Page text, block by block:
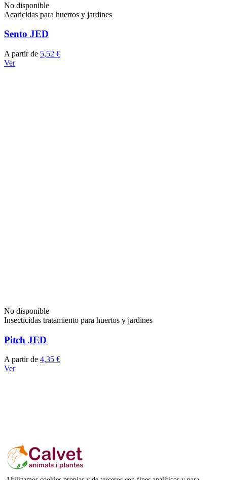
No disponible
Acaricidas para huertos y jardines
Sento JED
A partir de 5,52 €
Ver
No disponible
Insecticidas tratamiento para huertos y jardines
Pitch JED
A partir de 4,35 €
Ver